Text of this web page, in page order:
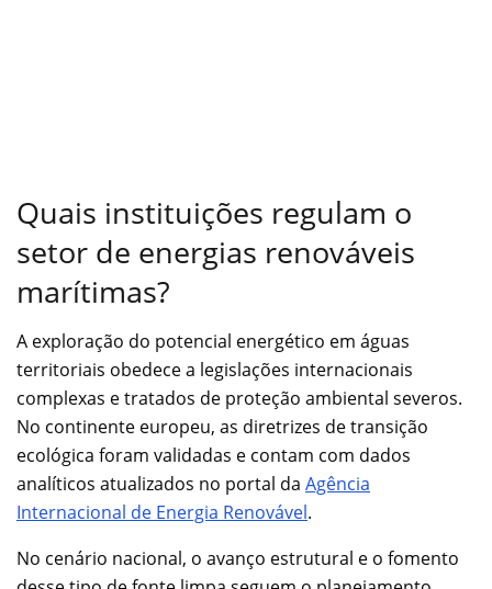
Quais instituições regulam o
setor de energias renováveis
marítimas?
A exploração do potencial energético em águas
territoriais obedece a legislações internacionais
complexas e tratados de proteção ambiental severos.
No continente europeu, as diretrizes de transição
ecológica foram validadas e contam com dados
analíticos atualizados no portal da Agência
Internacional de Energia Renovável.
No cenário nacional, o avanço estrutural e o fomento